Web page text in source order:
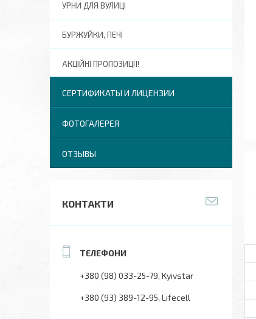
УРНИ ДЛЯ ВУЛИЦІ
БУРЖУЙКИ, ПЕЧІ
АКЦІЙНІ ПРОПОЗИЦІЇ!
СЕРТИФИКАТЫ И ЛИЦЕНЗИИ
ФОТОГАЛЕРЕЯ
ОТЗЫВЫ
КОНТАКТИ
+380 (98) 033-25-79 Kyivstar
+380 (93) 389-12-95 Lifecell